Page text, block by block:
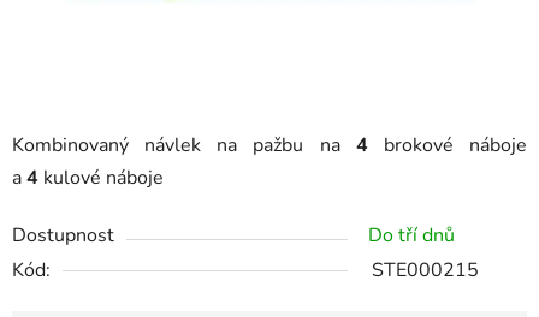
Kombinovaný návlek na pažbu na 4brokové náboje
a4 kulové náboje
Dostupnost
Do tří dnů
Kód:
STE000215